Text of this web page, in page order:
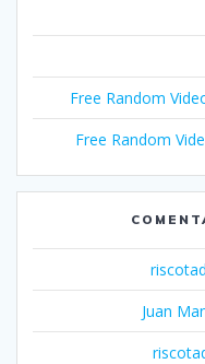
Free Random
Free Random
Juan